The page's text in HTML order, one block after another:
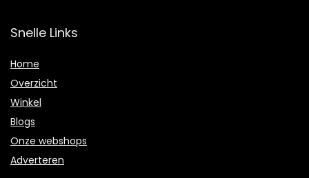
Snelle Links
Home
Overzicht
Winkel
Blogs
Onze webshops
Adverteren